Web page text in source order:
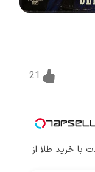
21
با خرید طلا از